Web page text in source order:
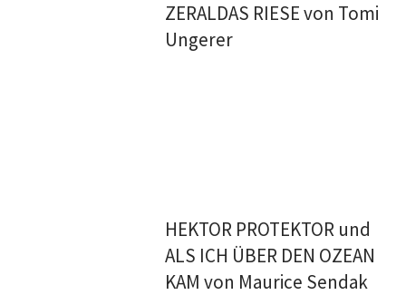
ZERALDAS RIESE von Tomi
Ungerer
HEKTOR PROTEKTOR und
ALS ICH ÜBER DEN OZEAN
KAM von Maurice Sendak